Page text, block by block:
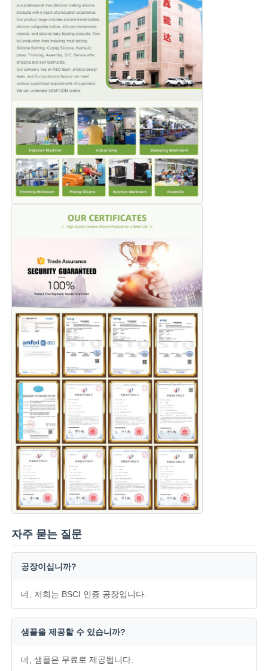
자주 묻는 질문
공장이십니까?
네, 저희는 BSCI 인증 공장입니다.
샘플을 제공할 수 있습니까?
네, 샘플은 무료로 제공됩니다.